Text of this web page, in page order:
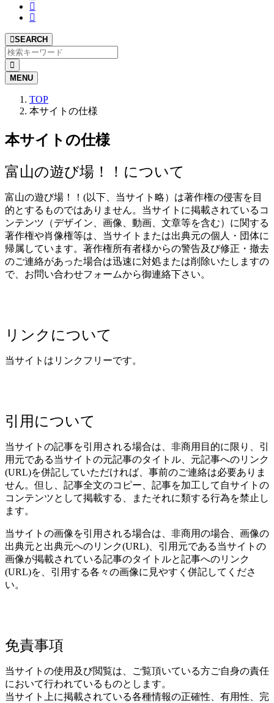
SEARCH
MENU
TOP
本サイトの仕様
本サイトの仕様
富山の遊び場！！について
富山の遊び場！！(以下、当サイト略）は著作権の侵害を目
的とするものではありません。当サイトに掲載されているコ
ンテンツ（デザイン、画像、動画、文章等を含む）に関する
著作権や肖像権等は、当サイトまたは出典元の個人・団体に
帰属しています。著作権所有者様からの警告及び修正・撤去
のご連絡があった場合は迅速に対処または削除いたしますの
で、お問い合わせフォームから御連絡下さい。
リンクについて
当サイトはリンクフリーです。
引用について
当サイトの記事を引用される場合は、非商用目的に限り、引
用元である当サイトの元記事のタイトル、元記事へのリンク
(URL)を併記していただければ、事前のご連絡は必要ありま
せん。但し、記事全文のコピー、記事を加工して自サイトの
コンテンツとして掲載する、またそれに類する行為を禁止し
ます。
当サイトの画像を引用される場合は、非商用の場合、画像の
出典元と出典元へのリンク(URL)、引用元である当サイトの
画像が掲載されている記事のタイトルと記事へのリンク
(URL)を、引用する各々の画像に見やすく併記してくださ
い。
免責事項
当サイトの使用及び閲覧は、ご覧頂いている方ご自身の責任
において行われているものとします。
当サイト上に掲載されている各種情報の正確性、有用性、完